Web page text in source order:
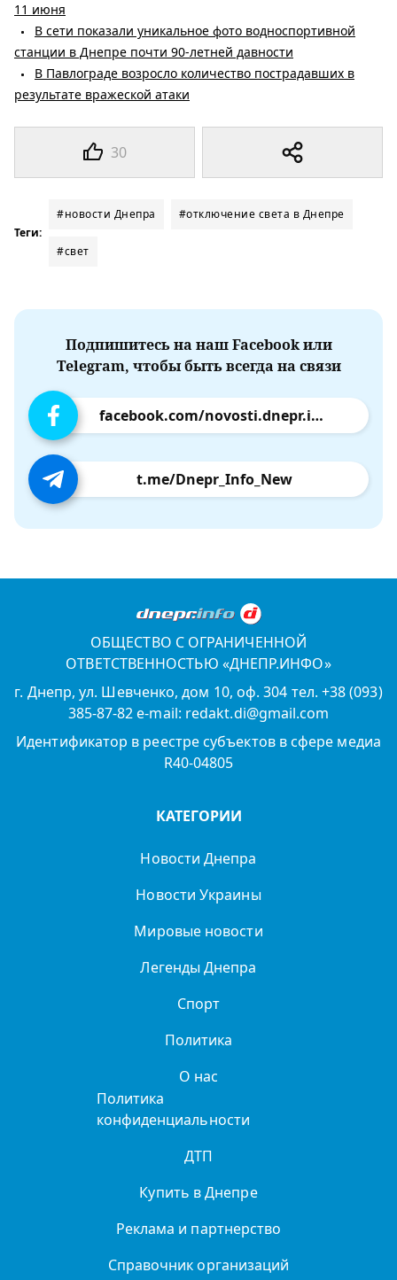
30
11 июня
В сети показали уникальное фото водноспортивной
станции в Днепре почти 90-летней давности
В Павлограде возросло количество пострадавших в
результате вражеской атаки
Теги:
#новости Днепра #отключение света в Днепре
#свет
Подпишитесь на наш Facebook или
Telegram, чтобы быть всегда на связи
facebook.com/novosti.dnepr.info
t.me/Dnepr_Info_New
ОБЩЕСТВО С ОГРАНИЧЕННОЙ
ОТВЕТСТВЕННОСТЬЮ «ДНЕПР.ИНФО»
г. Днепр, ул. Шевченко, дом 10, оф. 304 тел. +38 (093)
385-87-82 e-mail: redakt.di@gmail.com
Идентификатор в реестре субъектов в сфере медиа
R40-04805
КАТЕГОРИИ
Новости Днепра
Новости Украины
Мировые новости
Легенды Днепра
Спорт
Политика
О нас
Политика
конфиденциальности
ДТП
Купить в Днепре
Реклама и партнерство
Справочник организаций